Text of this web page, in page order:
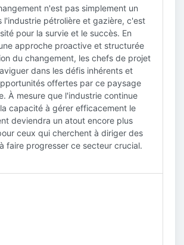
n'est pas simplement un
l'industrie pétrolière et gazière, c'est
pour la survie et le succès. En
approche proactive et structurée
du changement, les chefs de projet
dans les défis inhérents et
offertes par ce paysage
À mesure que l'industrie continue
capacité à gérer efficacement le
deviendra un atout encore plus
ceux qui cherchent à diriger des
faire progresser ce secteur crucial.